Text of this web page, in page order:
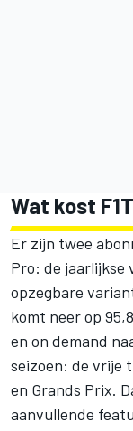
Wat kost
Er zijn twee
Pro: de jaarlijkse
opzegbare
komt neer op
en on demand
seizoen: de vrije
en Grands Prix.
aanvullende